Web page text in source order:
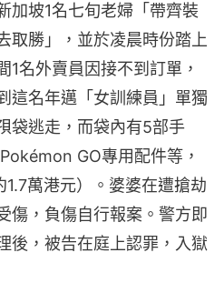
加坡1名七旬老婦「帶齊裝
取勝」，並於凌晨時份踏上
1名外賣員因接不到訂單，
這名年邁「女訓練員」單獨
袋逃走，而袋內有5部手
GO專用配件等，
萬港元）。婆婆在遭搶劫
傷，負傷自行報案。警方即
後，被告在庭上認罪，入獄